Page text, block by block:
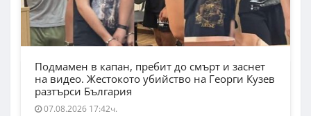
Подмамен в капан, пребит до смърт и заснет
на видео. Жестокото убийство на Георги Кузев
разтърси България
07.08.2026 17:42ч.